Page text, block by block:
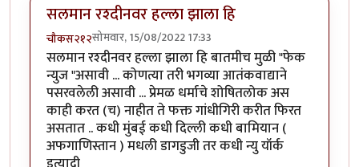
सलमान रश्दीनवर हल्ला झाला हि
चौकस२१२सोमवार, 15/08/2022 17:33
सलमान रश्दीनवर हल्ला झाला हि बातमीच मुळी "फेक
न्युज "असावी ... कोणत्या तरी भगव्या आतंकवाद्याने
पसरवलेली असावी ... प्रेमळ धर्माचे शोषितलोक अस
काही करत (च) नाहीत ते फक्त गांधीगिरी करीत फिरत
असतात .. कधी मुंबई कधी दिल्ली कधी बामियान (
अफगाणिस्तान ) मधली डागडुजी तर कधी न्यु यॉर्क